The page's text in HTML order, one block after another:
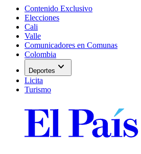
Contenido Exclusivo
Elecciones
Cali
Valle
Comunicadores en Comunas
Colombia
Deportes expand_more
Licita
Turismo